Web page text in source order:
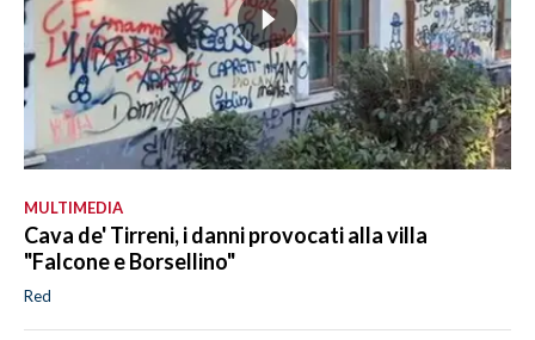
MULTIMEDIA
Cava de' Tirreni, i danni provocati alla villa
"Falcone e Borsellino"
Red